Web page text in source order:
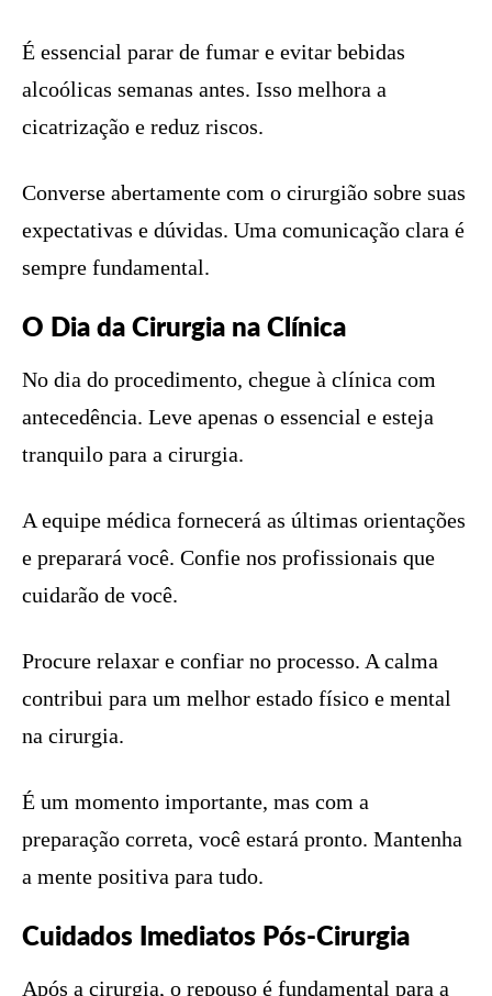
É essencial parar de fumar e evitar bebidas
alcoólicas semanas antes. Isso melhora a
cicatrização e reduz riscos.
Converse abertamente com o cirurgião sobre suas
expectativas e dúvidas. Uma comunicação clara é
sempre fundamental.
O Dia da Cirurgia na Clínica
No dia do procedimento, chegue à clínica com
antecedência. Leve apenas o essencial e esteja
tranquilo para a cirurgia.
A equipe médica fornecerá as últimas orientações
e preparará você. Confie nos profissionais que
cuidarão de você.
Procure relaxar e confiar no processo. A calma
contribui para um melhor estado físico e mental
na cirurgia.
É um momento importante, mas com a
preparação correta, você estará pronto. Mantenha
a mente positiva para tudo.
Cuidados Imediatos Pós-Cirurgia
Após a cirurgia, o repouso é fundamental para a